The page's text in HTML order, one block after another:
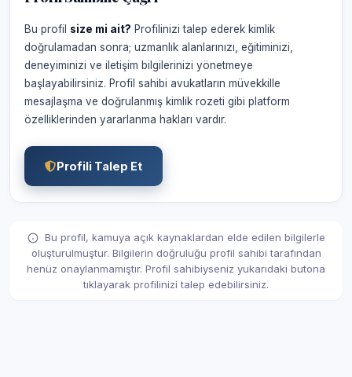
Bu profil size mi ait? Profilinizi talep ederek kimlik
doğrulamadan sonra; uzmanlık alanlarınızı, eğitiminizi,
deneyiminizi ve iletişim bilgilerinizi yönetmeye
başlayabilirsiniz. Profil sahibi avukatların müvekkille
mesajlaşma ve doğrulanmış kimlik rozeti gibi platform
özelliklerinden yararlanma hakları vardır.
Profili Talep Et
Bu profil, kamuya açık kaynaklardan elde edilen bilgilerle
oluşturulmuştur. Bilgilerin doğruluğu profil sahibi tarafından
henüz onaylanmamıştır. Profil sahibiyseniz yukarıdaki butona
tıklayarak profilinizi talep edebilirsiniz.